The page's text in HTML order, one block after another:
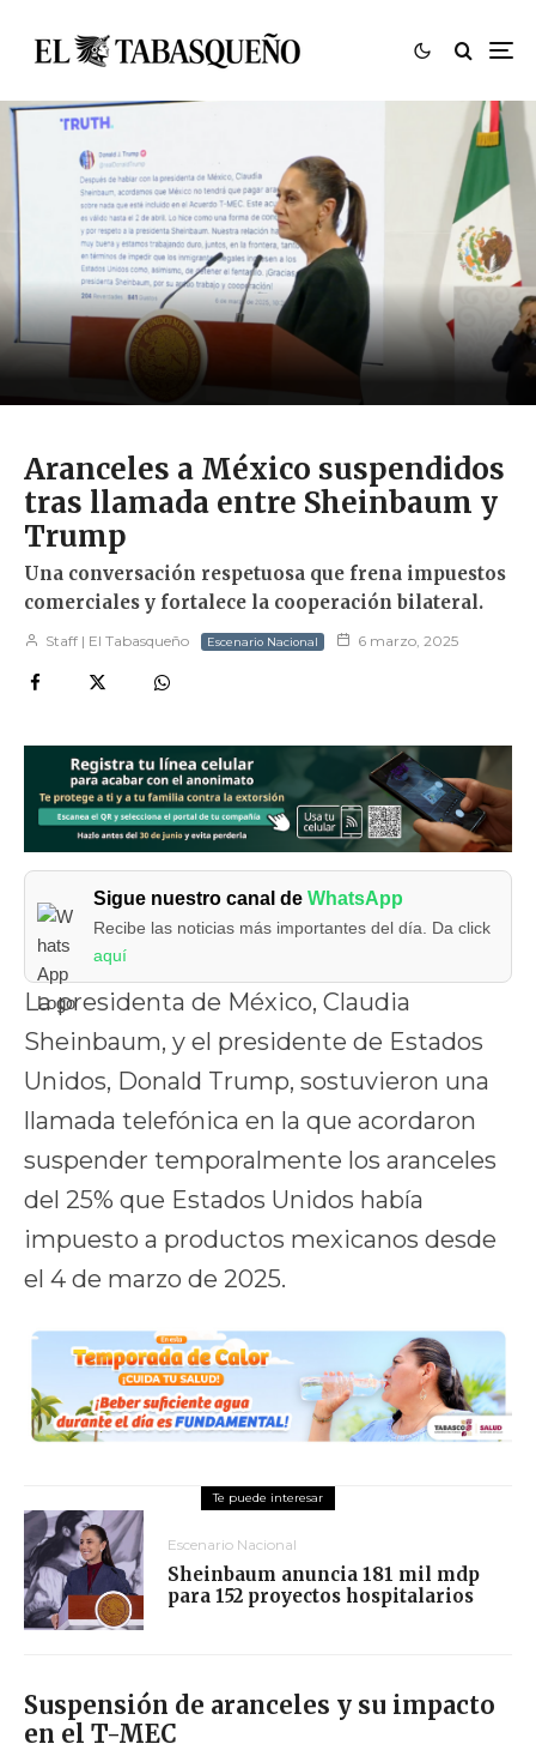
Aranceles a México suspendidos
tras llamada entre Sheinbaum y
Trump
Una conversación respetuosa que frena impuestos
comerciales y fortalece la cooperación bilateral.
Staff | El Tabasqueño Escenario Nacional 6 marzo, 2025
Sigue nuestro canal deWhatsApp
Recibe las noticias más importantes del día. Da click
aquí
La presidenta de México, Claudia
Sheinbaum, y el presidente de Estados
Unidos, Donald Trump, sostuvieron una
llamada telefónica en la que acordaron
suspender temporalmente los aranceles
del 25% que Estados Unidos había
impuesto a productos mexicanos desde
el 4 de marzo de 2025.
Escenario Nacional
Sheinbaum anuncia 181 mil mdp
para 152 proyectos hospitalarios
Suspensión de aranceles y su impacto
en el T-MEC